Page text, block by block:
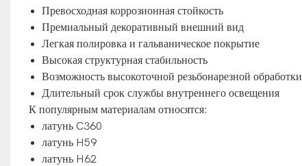
Превосходная коррозионная стойкость
Премиальный декоративный внешний вид
Легкая полировка и гальваническое покрытие
Высокая структурная стабильность
Возможность высокоточной резьбонарезной обработки
Длительный срок службы внутреннего освещения
К популярным материалам относятся:
латунь C360
латунь H59
латунь H62